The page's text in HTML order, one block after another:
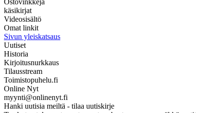
Ostovinkkejä
käsikirjat
Videosisältö
Omat linkit
Sivun yleiskatsaus
Uutiset
Historia
Kirjoitusnurkkaus
Tilausstream
Toimistopuhelu.fi
Online Nyt
myynti@onlinenyt.fi
Hanki uutisia meiltä - tilaa uutiskirje